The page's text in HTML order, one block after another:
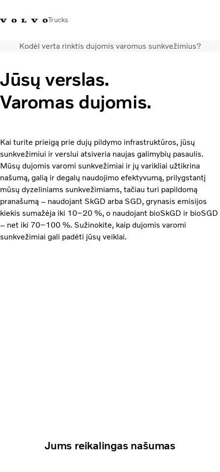
Trucks
+ 370 610 19991 Volvo Trucks parduotuvėPrisijungti Lietuva
Transporto sprendimai
Sunkvežimiai
Paslaugos
Naujienos
Apie mus
Kodėl verta rinktis dujomis varomus sunkvežimius?
Jūsų verslas.
Varomas dujomis.
Kai turite prieigą prie dujų pildymo infrastruktūros, jūsų
sunkvežimiui ir verslui atsiveria naujas galimybių pasaulis.
Mūsų dujomis varomi sunkvežimiai ir jų varikliai užtikrina
našumą, galią ir degalų naudojimo efektyvumą, prilygstantį
mūsų dyzeliniams sunkvežimiams, tačiau turi papildomą
pranašumą – naudojant SkGD arba SGD, grynasis emisijos
kiekis sumažėja iki 10–20 %, o naudojant bioSkGD ir bioSGD
– net iki 70–100 %. Sužinokite, kaip dujomis varomi
sunkvežimiai gali padėti jūsų veiklai.
Jums reikalingas našumas